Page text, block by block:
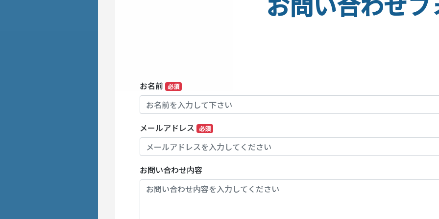
お名前 必須
メールアドレス 必須
お問い合わせ内容